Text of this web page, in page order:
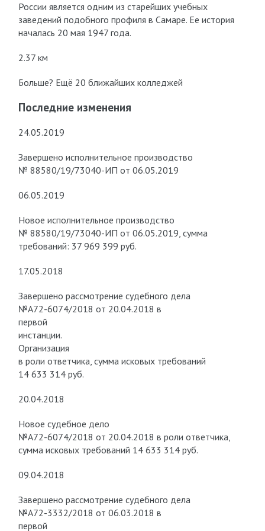
России является одним из старейших учебных
заведений подобного профиля в Самаре. Ее история
началась 20 мая 1947 года.
2.37 км
Больше? Ещё 20 ближайших колледжей
Последние изменения
24.05.2019
Завершено исполнительное производство
№ 88580/19/73040-ИП от 06.05.2019
06.05.2019
Новое исполнительное производство
№ 88580/19/73040-ИП от 06.05.2019, сумма
требований: 37 969 399 руб.
17.05.2018
Завершено рассмотрение судебного дела
№А72-6074/2018 от 20.04.2018 в
первой
инстанции.
Организация
в роли ответчика, сумма исковых требований
14 633 314 руб.
20.04.2018
Новое судебное дело
№А72-6074/2018 от 20.04.2018 в роли ответчика,
сумма исковых требований 14 633 314 руб.
09.04.2018
Завершено рассмотрение судебного дела
№А72-3332/2018 от 06.03.2018 в
первой